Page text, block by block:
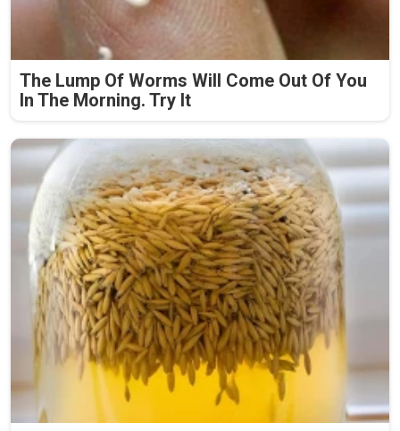
The Lump Of Worms Will Come Out Of You
In The Morning. Try It